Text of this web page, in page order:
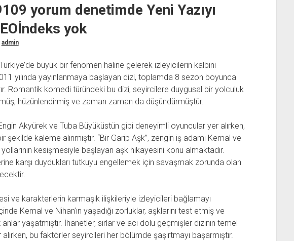
yorum denetimde Yeni Yazıyı
yok
admin
büyük bir fenomen haline gelerek izleyicilerin kalbini
yılında yayınlanmaya başlayan dizi, toplamda 8 sezon boyunca
Romantik komedi türündeki bu dizi, seyircilere duygusal bir yolculuk
hüzünlendirmiş ve zaman zaman da düşündürmüştür.
Akyürek ve Tuba Büyüküstün gibi deneyimli oyuncular yer alırken,
kaleme alınmıştır. “Bir Garip Aşk”, zengin iş adamı Kemal ve
yollarının kesişmesiyle başlayan aşk hikayesini konu almaktadır.
karşı duydukları tutkuyu engellemek için savaşmak zorunda olan
ve karakterlerin karmaşık ilişkileriyle izleyicileri bağlamayı
Kemal ve Nihan’ın yaşadığı zorluklar, aşklarını test etmiş ve
yaşatmıştır. İhanetler, sırlar ve acı dolu geçmişler dizinin temel
alırken, bu faktörler seyircileri her bölümde şaşırtmayı başarmıştır.